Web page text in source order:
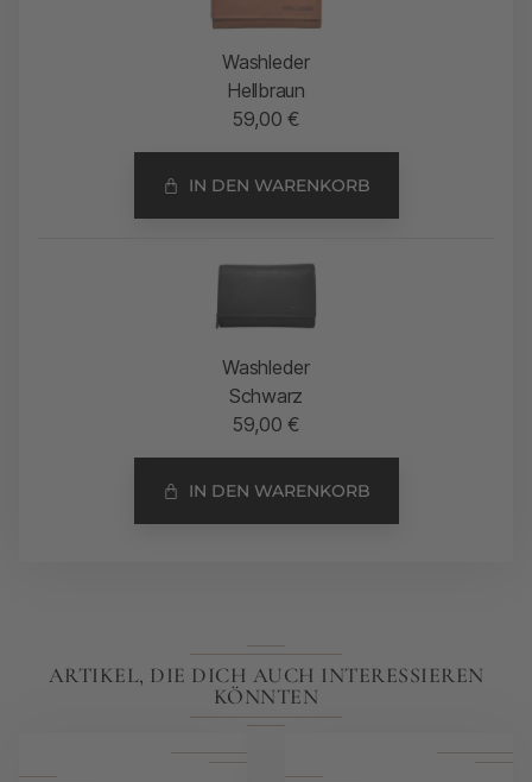
Washleder
Hellbraun
59,00€
IN DEN WARENKORB
Washleder
Schwarz
59,00€
IN DEN WARENKORB
ARTIKEL, DIE DICH AUCH INTERESSIEREN
KÖNNTEN